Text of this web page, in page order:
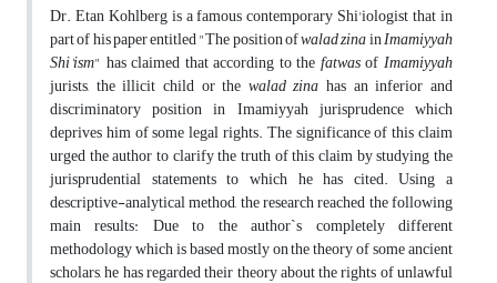
Dr. Etan Kohlberg is a famous contemporary Shi'iologist that in
part of his paper entitled "The position ofwalad zinainImamiyyah
Shi'ism" has claimed that according to thefatwasofImamiyyah
jurists, the illicit child or the walad zina has an inferior and
discriminatory position in Imamiyyah jurisprudence which
deprives him of some legal rights. The significance of this claim
urged the author to clarify the truth of this claim by studying the
jurisprudential statements to which he has cited. Using a
descriptive-analytical method, the research reached the following
main results: Due to the author`s completely different
methodology which is based mostly on the theory of some ancient
scholars, he has regarded their theory about the rights of unlawful